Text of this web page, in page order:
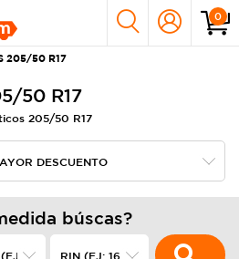
0
205/50 R17
50 R17
205/50 R17
búscas?